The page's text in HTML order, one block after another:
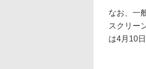
なお、一
スクリー
は4月10